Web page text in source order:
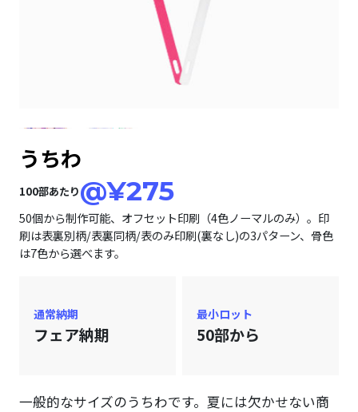
うちわ
100部あたり@¥275
50個から制作可能、オフセット印刷（4色ノーマルのみ）。印
刷は表裏別柄/表裏同柄/表のみ印刷(裏なし)の3パターン、骨色
は7色から選べます。
通常納期
フェア納期
最小ロット
50部から
一般的なサイズのうちわです。夏には欠かせない商